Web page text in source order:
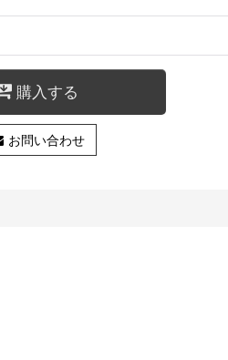
購入する
お問い合わせ